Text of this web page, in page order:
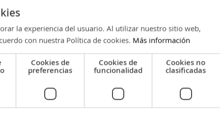
de 8
Medidor
anillos
Pegamento
textil
Gütermann
la experiencia del usuario. Al utilizar nuestro sitio web,
con nuestra Política de cookies. Más información
Cookies de
preferencias
Cookies de
funcionalidad
Cookies no
clasificadas